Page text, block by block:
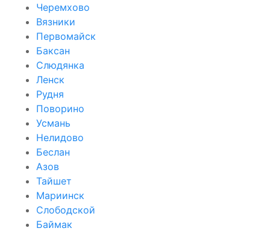
Черемхово
Вязники
Первомайск
Баксан
Слюдянка
Ленск
Рудня
Поворино
Усмань
Нелидово
Беслан
Азов
Тайшет
Мариинск
Слободской
Баймак